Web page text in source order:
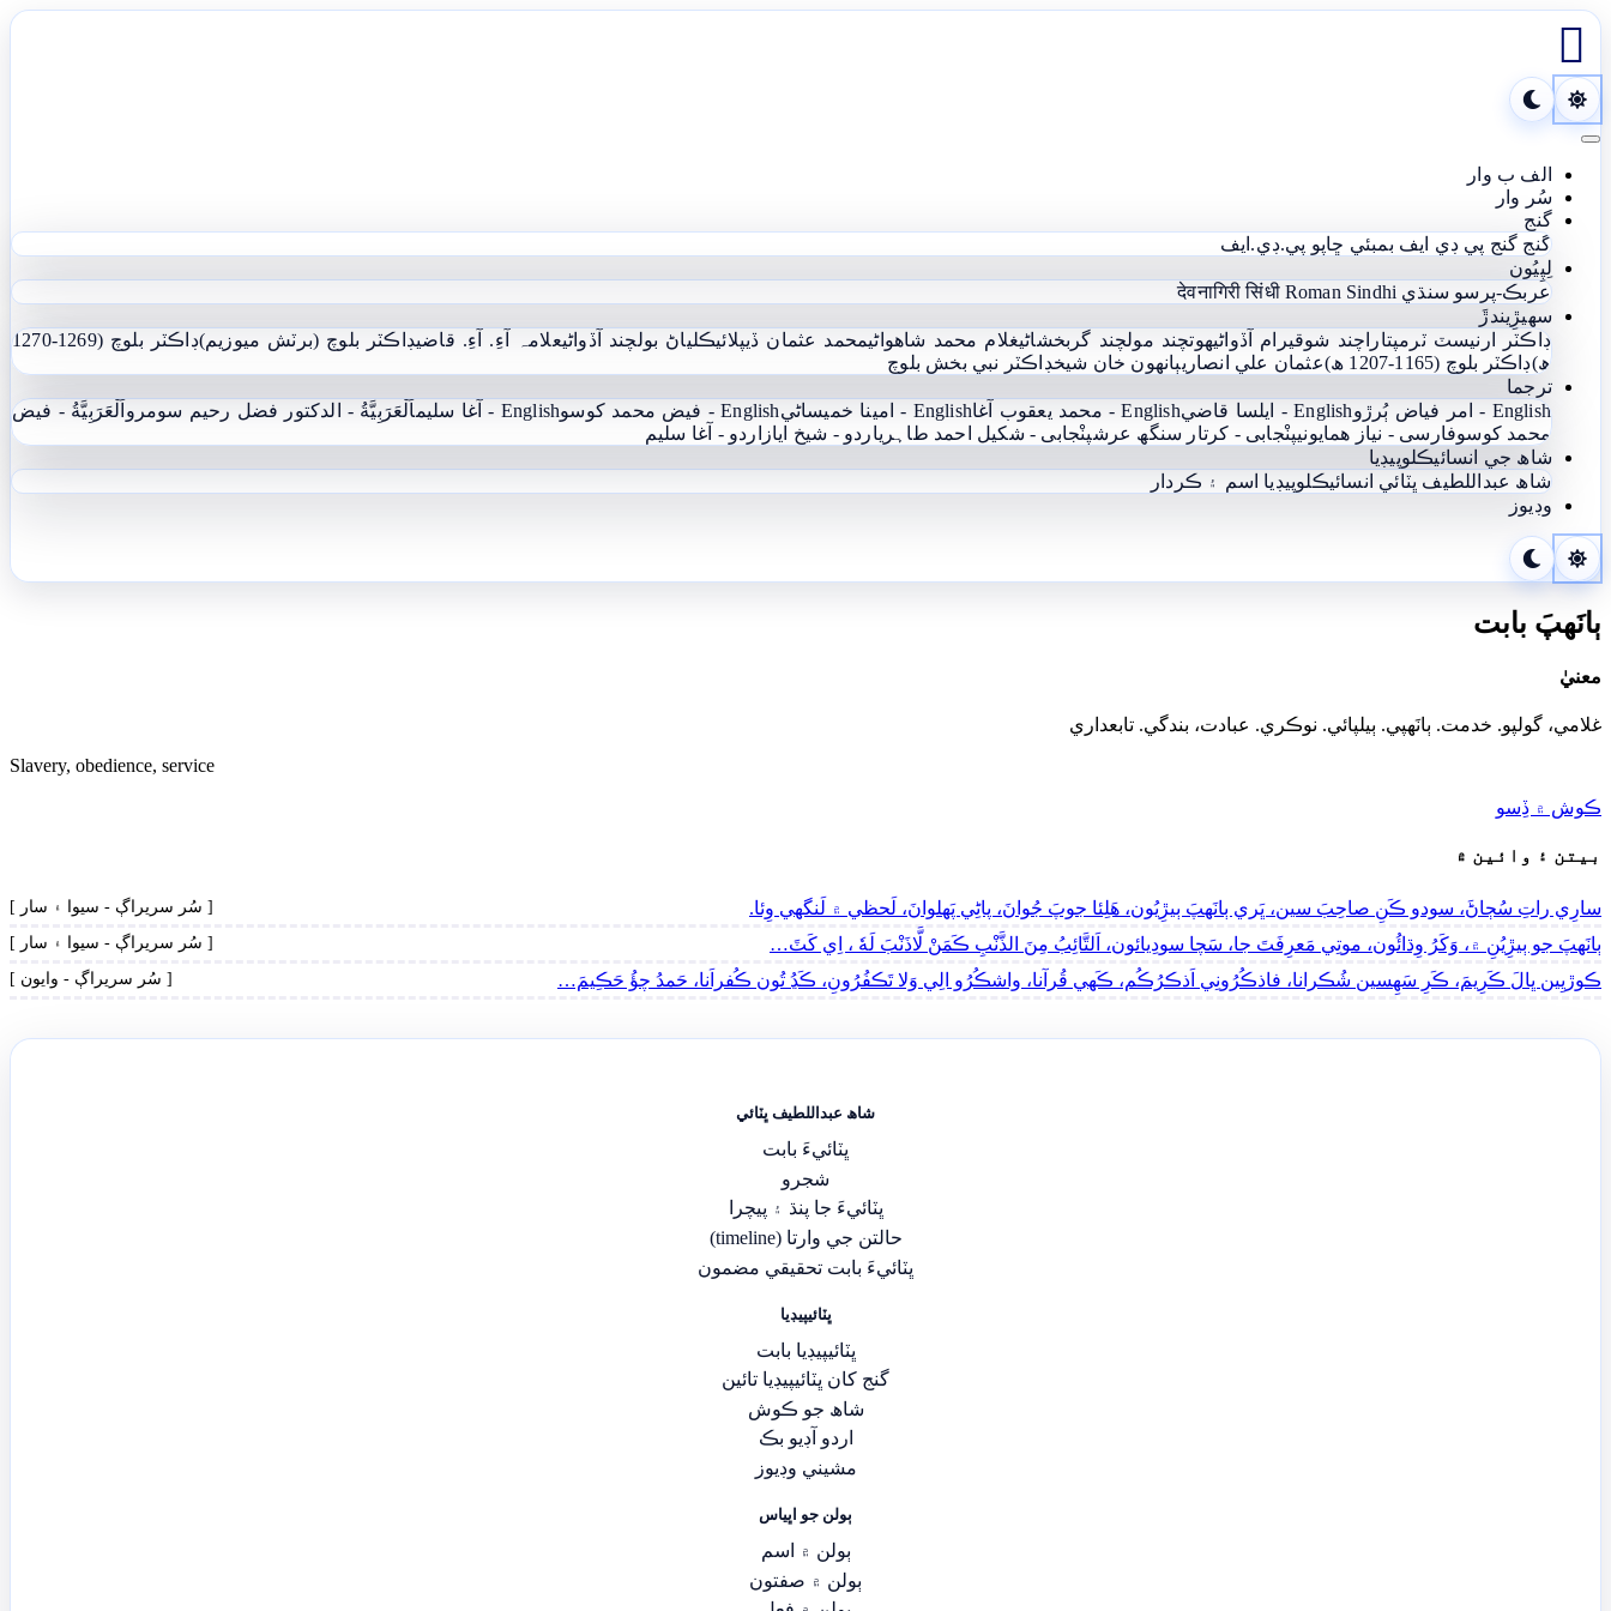

Toggle navigation
الف ب وار
سُر وار
گنج
گنج گنج پي ڊي ايف بمبئي ڇاپو پي.ڊي.ايف
لِپِيُون
عربڪ-پرسو سنڌي
देवनागिरी सिंधी Roman Sindhi
سھيڙِيندڙَ
ڊاڪٽر ارنيسٽ ٽرمپتاراچند شوقيرام آڏواڻيھوتچند مولچند گربخشاڻيغلام محمد شاھواڻيمحمد عثمان ڏيپلائيڪلياڻ بولچند آڏواڻيعلامہ آءِ. آءِ. قاضيڊاڪٽر بلوچ (برٽش ميوزيم)
ڊاڪٽر بلوچ (1269-1270
ھ)ڊاڪٽر بلوچ (1165-1207 ھ) عثمان علي انصاريٻانهون خان شيخڊاڪٽر نبي بخش بلوچ
ترجما
English - امر فياض ٻُرڙو
English - ايلسا قاضي English - محمد يعقوب آغا English - امينا خميساڻي English - فيض محمد کوسو English - آغا سليم اَلْعَرَبِيَّةُ - الدکتور فضل رحیم سومرو اَلْعَرَبِيَّةُ - فيض
محمد کوسوفارسی - نياز ھمايونيپنْجابی - کرتار سنگھ عرشپنْجابی - شکیل احمد طاہریاردو - شيخ اياز اردو - آغا سليم
شاھ جي انسائيڪلوپيڊيا
شاھ عبداللطيف ڀٽائي انسائيڪلوپيڊيا اسم ۽ ڪردار
وڊيوز
ٻانَهپَ بابت
معنيٰ
غلامي، گولپو. خدمت. ٻانَهپي. ٻيلپائي. نوڪري. عبادت، بندگي. تابعداري
Slavery, obedience, service
ڪوش ۾ ڏِسو
بيتن ۽ وائين ۾
سارِي راتِ سُڄاڻَ، سودو ڪَنِ صاحِبَ سين، ڀَري ٻانَهپَ ٻيڙِيُون، ھَلِئا جوپَ جُوانَ، پاڻِي پَھلوانَ، لَحظي ۾ لَنگهي وِئا. [ سُر سريراڳ - سيوا ۽ سار ]
ٻانَهپَ جو ٻيڙِيُنِ ۾، وَکَرُ وِڌائُون، موتِي مَعرِفَتَ جا، سَچا سودِيائون، اَلتَّائِبُ مِنَ الذَّنْبِ ڪَمَنْ لَّاذَنْبَ لَهٗ ، اِي کَٽَ… [ سُر سريراڳ - سيوا ۽ سار ]
ڪوڙيِين ڀالَ ڪَرِيمَ، ڪَرِ سَھِسين شُڪرانا، فاذڪُرُونِي اَذڪرُڪُم، ڪَھي قُرآنا، واشڪُرُو الِي وَلا تَڪفُرُونِ، ڪَڍُ تُون ڪُفراَنا، حَمدُ چؤُ حَڪِيمَ… [ سُر سريراڳ - وايون ]
شاھ عبداللطيف ڀٽائي
ڀٽائيءَ بابت
شجرو
ڀٽائيءَ جا پنڌ ۽ پيچرا
حالتن جي وارتا (timeline)
ڀٽائيءَ بابت تحقيقي مضمون
ڀٽائيپيڊيا
ڀٽائيپيڊيا بابت
گنج کان ڀٽائيپيڊيا تائين
شاھ جو ڪوش
اردو آڊيو بڪ
مشيني وڊيوز
ٻولن جو اڀياس
ٻولن ۾ اسم
ٻولن ۾ صفتون